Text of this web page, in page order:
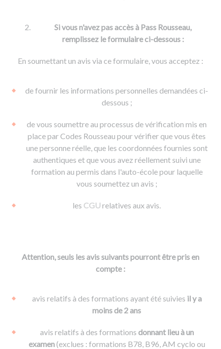
Si vous n'avez pas accès à Pass Rousseau,
remplissez le formulaire ci-dessous :
En soumettant un avis via ce formulaire, vous acceptez :
de fournir les informations personnelles demandées ci-
dessous ;
de vous soumettre au processus de vérification mis en
place par Codes Rousseau pour vérifier que vous êtes
une personne réelle, que les coordonnées fournies sont
authentiques et que vous avez réellement suivi une
formation au permis dans l'auto-école pour laquelle
vous soumettez un avis ;
les CGUrelatives aux avis.
Attention, seuls les avis suivants pourront être pris en
compte :
avis relatifs à des formations ayant été suivies il y a
moins de 2 ans
avis relatifs à des formations donnant lieu à un
examen(exclues : formations B78, B96, AM cyclo ou